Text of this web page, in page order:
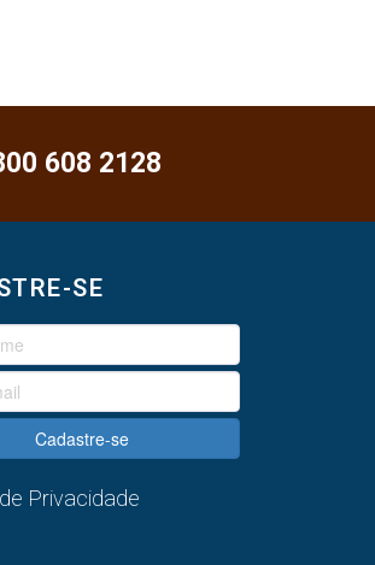
608 2128
SE
Cadastre-se
Privacidade